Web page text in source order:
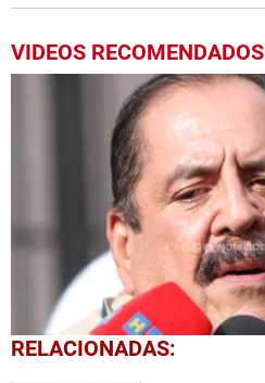
VIDEOS RECOMENDADOS
0
seconds
RELACIONADAS: